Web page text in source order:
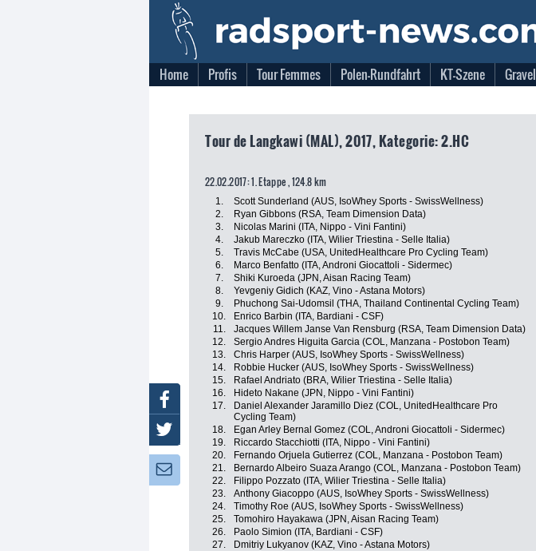
Home Profis Tour Femmes Polen-Rundfahrt KT-Szene Gravel
Tour de Langkawi (MAL), 2017, Kategorie: 2.HC
22.02.2017: 1. Etappe , 124.8 km
1. Scott Sunderland (AUS, IsoWhey Sports - SwissWellness)
2.
Ryan Gibbons (RSA, Team Dimension Data)
3.
Nicolas Marini (ITA, Nippo - Vini Fantini)
4.
Jakub Mareczko (ITA, Wilier Triestina - Selle Italia)
5.
Travis McCabe (USA, UnitedHealthcare Pro Cycling Team)
6.
Marco Benfatto (ITA, Androni Giocattoli - Sidermec)
7.
Shiki Kuroeda (JPN, Aisan Racing Team)
8.
Yevgeniy Gidich (KAZ, Vino - Astana Motors)
9.
Phuchong Sai-Udomsil (THA, Thailand Continental Cycling Team)
10.
Enrico Barbin (ITA, Bardiani - CSF)
11.
Jacques Willem Janse Van Rensburg (RSA, Team Dimension Data)
12.
Sergio Andres Higuita Garcia (COL, Manzana - Postobon Team)
13.
Chris Harper (AUS, IsoWhey Sports - SwissWellness)
14.
Robbie Hucker (AUS, IsoWhey Sports - SwissWellness)
15.
Rafael Andriato (BRA, Wilier Triestina - Selle Italia)
16.
Hideto Nakane (JPN, Nippo - Vini Fantini)
17.
Daniel Alexander Jaramillo Diez (COL, UnitedHealthcare Pro
Cycling Team)
18. Egan Arley Bernal Gomez (COL, Androni Giocattoli - Sidermec)
19.
Riccardo Stacchiotti (ITA, Nippo - Vini Fantini)
20.
Fernando Orjuela Gutierrez (COL, Manzana - Postobon Team)
21.
Bernardo Albeiro Suaza Arango (COL, Manzana - Postobon Team)
22.
Filippo Pozzato (ITA, Wilier Triestina - Selle Italia)
23.
Anthony Giacoppo (AUS, IsoWhey Sports - SwissWellness)
24.
Timothy Roe (AUS, IsoWhey Sports - SwissWellness)
25.
Tomohiro Hayakawa (JPN, Aisan Racing Team)
26.
Paolo Simion (ITA, Bardiani - CSF)
27.
Dmitriy Lukyanov (KAZ, Vino - Astana Motors)
Facebook
Twitter
Newsletter: